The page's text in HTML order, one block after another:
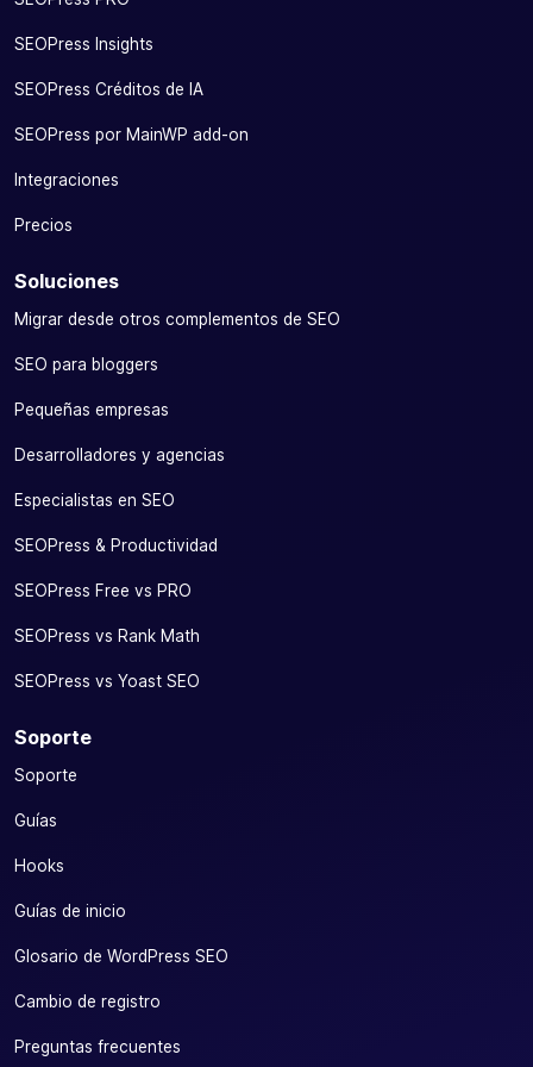
SEOPress Insights
SEOPress Créditos de IA
SEOPress por MainWP add-on
Integraciones
Precios
Soluciones
Migrar desde otros complementos de SEO
SEO para bloggers
Pequeñas empresas
Desarrolladores y agencias
Especialistas en SEO
SEOPress & Productividad
SEOPress Free vs PRO
SEOPress vs Rank Math
SEOPress vs Yoast SEO
Soporte
Soporte
Guías
Hooks
Guías de inicio
Glosario de WordPress SEO
Cambio de registro
Preguntas frecuentes